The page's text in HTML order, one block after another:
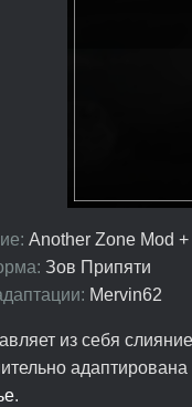
Another Zone Mod
Зов Припяти
Mervin62
из себя
.